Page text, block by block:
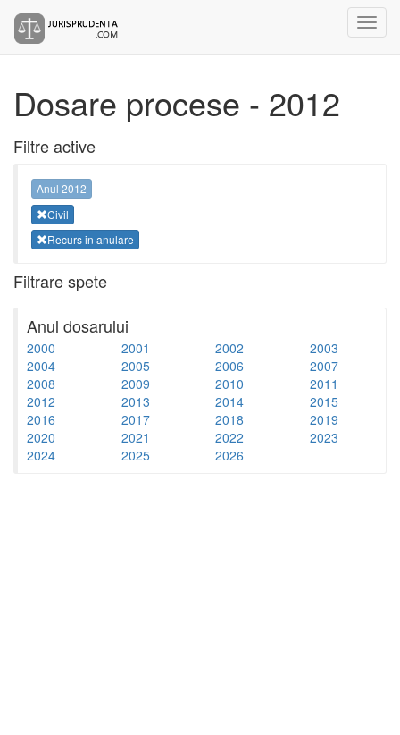
Dosare procese - 2012
Filtre active
Anul 2012
Civil
Recurs in anulare
Filtrare spete
Anul dosarului
2000 2001 2002
2003
2004
2005 2006
2007
2008
2009 2010
2011
2012
2013 2014
2015
2016
2017 2018
2019
2020
2021 2022
2023
2024
2025 2026